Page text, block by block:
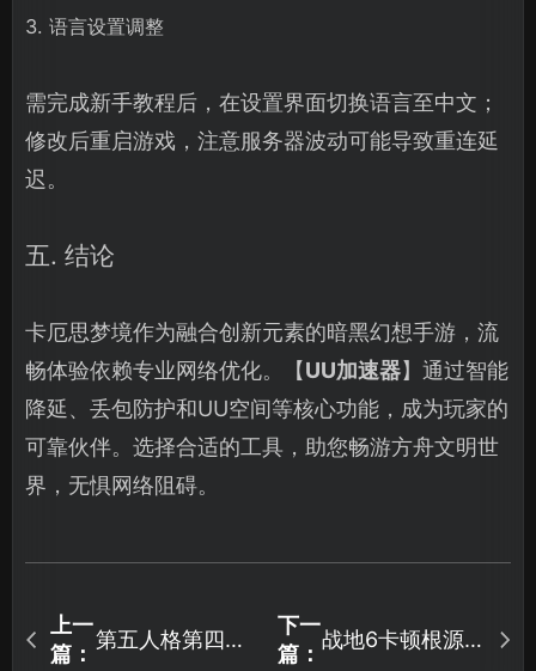
3. 语言设置调整
需完成新手教程后，在设置界面切换语言至中文；
修改后重启游戏，注意服务器波动可能导致重连延
迟。
五. 结论
卡厄思梦境作为融合创新元素的暗黑幻想手游，流
畅体验依赖专业网络优化。【UU加速器】通过智能
降延、丢包防护和UU空间等核心功能，成为玩家的
可靠伙伴。选择合适的工具，助您畅游方舟文明世
界，无惧网络阻碍。
上一
篇：
第五人格第四十
下一
篇：
战地6卡顿根源